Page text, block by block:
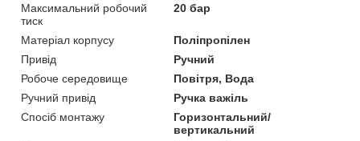
Максимальний робочий
тиск
20 бар
Матеріал корпусу
Поліпропілен
Привід
Ручний
Робоче середовище
Повітря, Вода
Ручний привід
Ручка важіль
Спосіб монтажу
Горизонтальний/
вертикальний